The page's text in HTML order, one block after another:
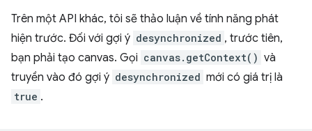
Trên một API khác, tôi sẽ thảo luận về tính năng phát
hiện trước. Đối với gợi ý desynchronized , trước tiên,
bạn phải tạo canvas. Gọi canvas.getContext() và
truyền vào đó gợi ý desynchronized mới có giá trị là
true .